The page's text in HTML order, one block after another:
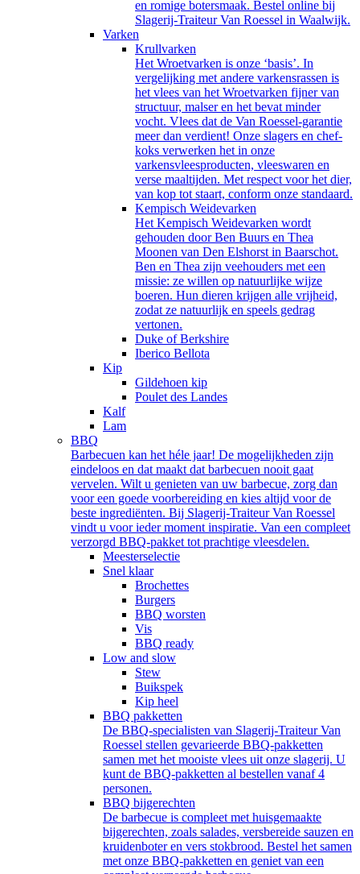
en romige botersmaak. Bestel online bij
Slagerij-Traiteur Van Roessel in Waalwijk.
Varken
Krullvarken
Het Wroetvarken is onze ‘basis’. In
vergelijking met andere varkensrassen is
het vlees van het Wroetvarken fijner van
structuur, malser en het bevat minder
vocht. Vlees dat de Van Roessel-garantie
meer dan verdient! Onze slagers en chef-
koks verwerken het in onze
varkensvleesproducten, vleeswaren en
verse maaltijden. Met respect voor het dier,
van kop tot staart, conform onze standaard.
Kempisch Weidevarken
Het Kempisch Weidevarken wordt
gehouden door Ben Buurs en Thea
Moonen van Den Elshorst in Baarschot.
Ben en Thea zijn veehouders met een
missie: ze willen op natuurlijke wijze
boeren. Hun dieren krijgen alle vrijheid,
zodat ze natuurlijk en speels gedrag
vertonen.
Duke of Berkshire
Iberico Bellota
Kip
Gildehoen kip
Poulet des Landes
Kalf
Lam
BBQ
Barbecuen kan het héle jaar! De mogelijkheden zijn
eindeloos en dat maakt dat barbecuen nooit gaat
vervelen. Wilt u genieten van uw barbecue, zorg dan
voor een goede voorbereiding en kies altijd voor de
beste ingrediënten. Bij Slagerij-Traiteur Van Roessel
vindt u voor ieder moment inspiratie. Van een compleet
verzorgd BBQ-pakket tot prachtige vleesdelen.
Meesterselectie
Snel klaar
Brochettes
Burgers
BBQ worsten
Vis
BBQ ready
Low and slow
Stew
Buikspek
Kip heel
BBQ pakketten
De BBQ-specialisten van Slagerij-Traiteur Van
Roessel stellen gevarieerde BBQ-pakketten
samen met het mooiste vlees uit onze slagerij. U
kunt de BBQ-pakketten al bestellen vanaf 4
personen.
BBQ bijgerechten
De barbecue is compleet met huisgemaakte
bijgerechten, zoals salades, versbereide sauzen en
kruidenboter en vers stokbrood. Bestel het samen
met onze BBQ-pakketten en geniet van een